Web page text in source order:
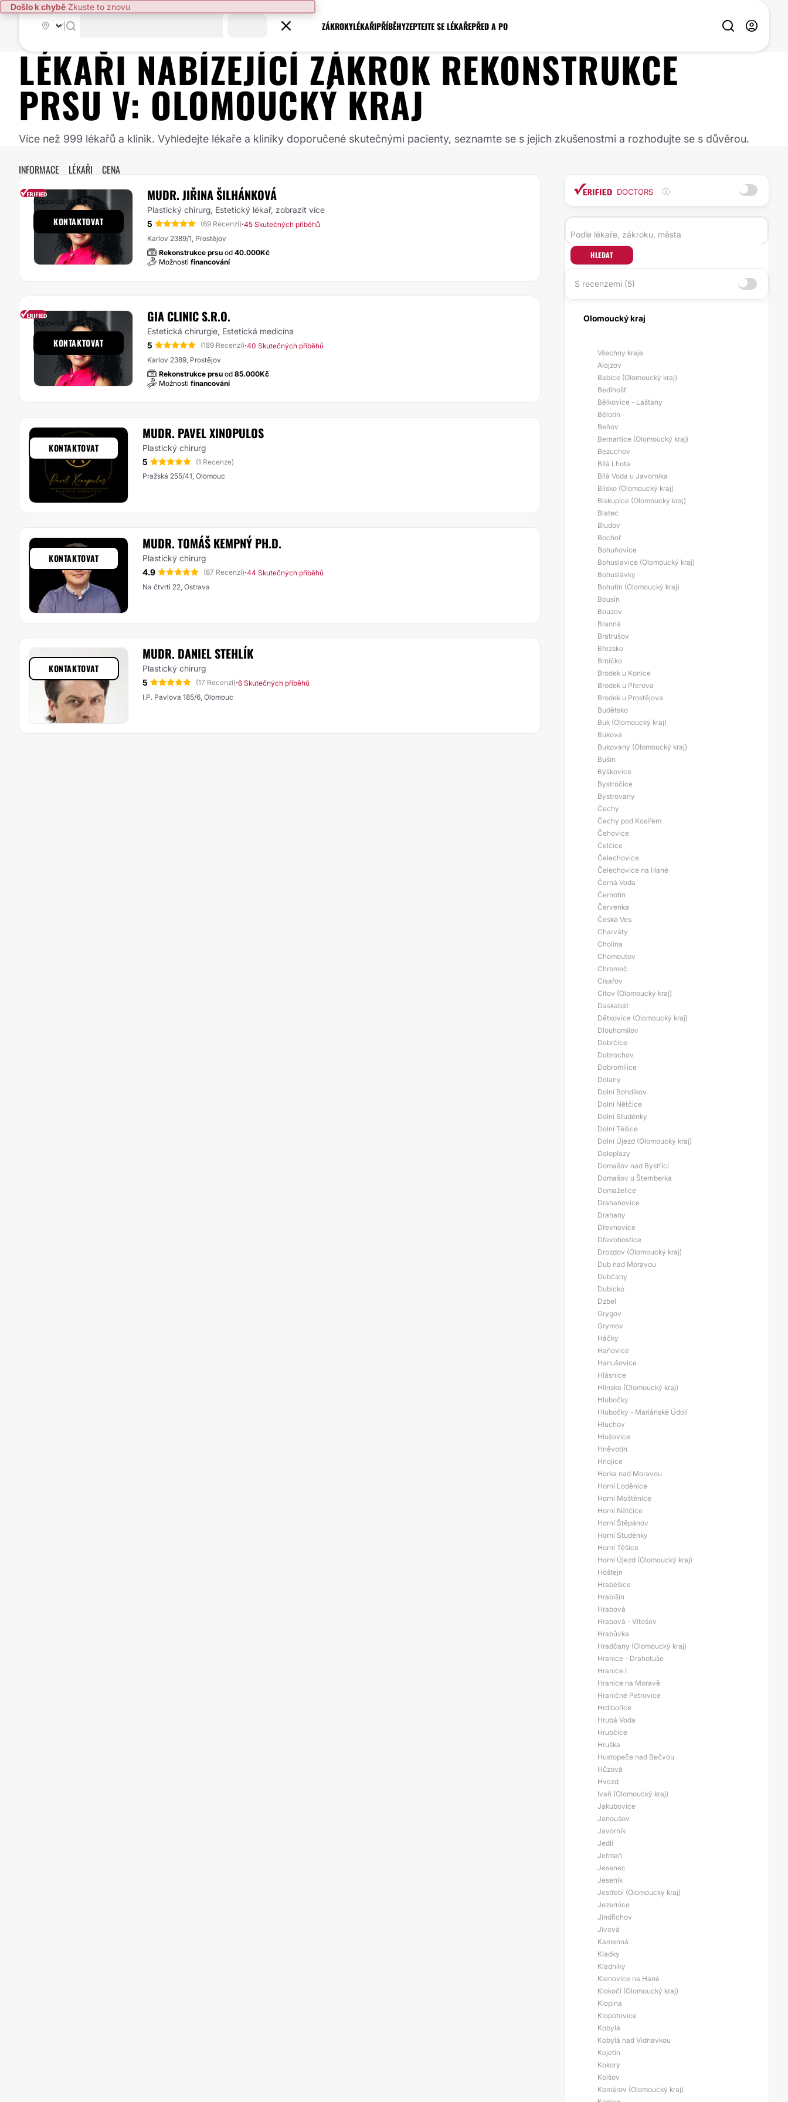
Došlo k chybě Zkuste to znovu
ZÁKROKYLÉKAŘIPŘÍBĚHYZEPTEJTE SE LÉKAŘEPŘED A PO
LÉKAŘI NABÍZEJÍCÍ ZÁKROKREKONSTRUKCE
PRSU V: OLOMOUCKÝ KRAJ
Více než 999 lékařů a klinik. Vyhledejte lékaře a kliniky doporučené skutečnými pacienty, seznamte se s jejich zkušenostmi a rozhodujte se s důvěrou.
INFORMACE LÉKAŘI CENA
MUDR. JIŘINA ŠILHÁNKOVÁ
Plastický chirurg, Estetický lékař, zobrazit více
5
(69 Recenzí)·45 Skutečných příběhů
Karlov 2389/1, Prostějov
Rekonstrukce prsu od 40.000Kč
Možnosti financování
Odpovídá do4 h
KONTAKTOVAT
GIA CLINIC S.R.O.
Estetická chirurgie, Estetická medicína
5
(189 Recenzí)·40 Skutečných příběhů
Karlov 2389, Prostějov
Rekonstrukce prsu od 85.000Kč
Možnosti financování
Odpovídá do13 h
KONTAKTOVAT
MUDR. PAVEL XINOPULOS
Plastický chirurg
5
(1 Recenze)
Pražská 255/41, Olomouc
KONTAKTOVAT
MUDR. TOMÁŠ KEMPNÝ PH.D.
Plastický chirurg
4.9
(87 Recenzí)·44 Skutečných příběhů
Na čtvrti 22, Ostrava
KONTAKTOVAT
MUDR. DANIEL STEHLÍK
Plastický chirurg
5
(17 Recenzí)·6 Skutečných příběhů
I.P. Pavlova 185/6, Olomouc
KONTAKTOVAT
DOCTORS
HLEDAT
S recenzemi (5)
Olomoucký kraj
Všechny kraje
Alojzov
Babice (Olomoucký kraj)
Bedihošť
Bělkovice - Lašťany
Bělotín
Beňov
Bernartice (Olomoucký kraj)
Bezuchov
Bílá Lhota
Bílá Voda u Javorníka
Bílsko (Olomoucký kraj)
Biskupice (Olomoucký kraj)
Blatec
Bludov
Bochoř
Bohuňovice
Bohuslavice (Olomoucký kraj)
Bohuslávky
Bohutín (Olomoucký kraj)
Bousín
Bouzov
Branná
Bratrušov
Březsko
Brníčko
Brodek u Konice
Brodek u Přerova
Brodek u Prostějova
Budětsko
Buk (Olomoucký kraj)
Buková
Bukovany (Olomoucký kraj)
Bušín
Býškovice
Bystročice
Bystrovany
Čechy
Čechy pod Kosířem
Čehovice
Čelčice
Čelechovice
Čelechovice na Hané
Černá Voda
Černotín
Červenka
Česká Ves
Charváty
Cholina
Chomoutov
Chromeč
Císařov
Citov (Olomoucký kraj)
Daskabát
Dětkovice (Olomoucký kraj)
Dlouhomilov
Dobrčice
Dobrochov
Dobromilice
Dolany
Dolní Bohdíkov
Dolní Nětčice
Dolní Studénky
Dolní Těšice
Dolní Újezd (Olomoucký kraj)
Doloplazy
Domašov nad Bystřicí
Domašov u Šternberka
Domaželice
Drahanovice
Drahany
Dřevnovice
Dřevohostice
Drozdov (Olomoucký kraj)
Dub nad Moravou
Dubčany
Dubicko
Dzbel
Grygov
Grymov
Háčky
Haňovice
Hanušovice
Hlásnice
Hlinsko (Olomoucký kraj)
Hlubočky
Hlubočky - Mariánské Údolí
Hluchov
Hlušovice
Hněvotín
Hnojice
Horka nad Moravou
Horní Loděnice
Horní Moštěnice
Horní Nětčice
Horní Štěpánov
Horní Studénky
Horní Těšice
Horní Újezd (Olomoucký kraj)
Hoštejn
Hraběšice
Hrabišín
Hrabová
Hrabová - Vítošov
Hrabůvka
Hradčany (Olomoucký kraj)
Hranice - Drahotuše
Hranice I
Hranice na Moravě
Hraničné Petrovice
Hrdibořice
Hrubá Voda
Hrubčice
Hruška
Hustopeče nad Bečvou
Hůzová
Hvozd
Ivaň (Olomoucký kraj)
Jakubovice
Janoušov
Javorník
Jedlí
Jeřmaň
Jesenec
Jeseník
Jestřebí (Olomoucký kraj)
Jezernice
Jindřichov
Jívová
Kamenná
Kladky
Kladníky
Klenovice na Hané
Klokočí (Olomoucký kraj)
Klopina
Klopotovice
Kobylá
Kobylá nad Vidnavkou
Kojetín
Kokory
Kolšov
Komárov (Olomoucký kraj)